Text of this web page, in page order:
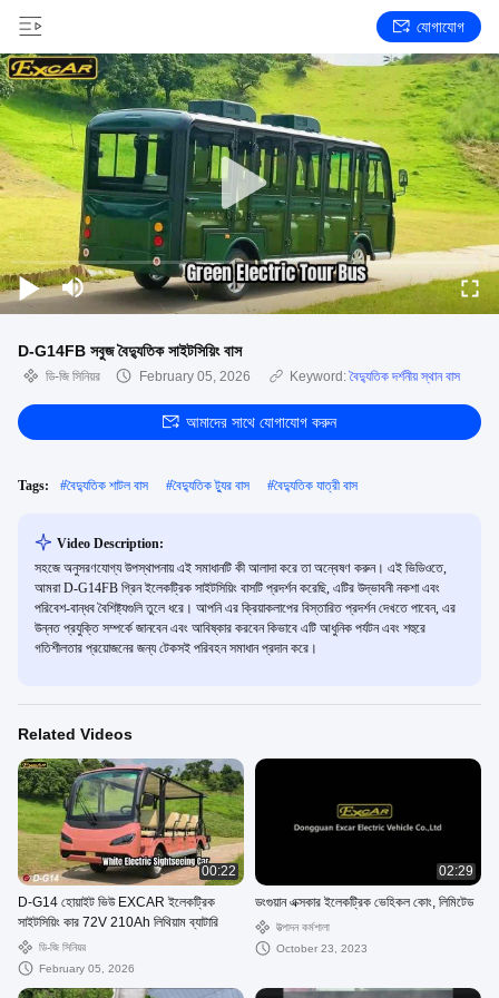
যোগাযোগ
D-G14FB সবুজ বৈদ্যুতিক সাইটসিয়িং বাস
ডি-জি সিনিয়র February 05, 2026 Keyword:বৈদ্যুতিক দর্শনীয় স্থান বাস
আমাদের সাথে যোগাযোগ করুন
Tags: #বৈদ্যুতিক শাটল বাস #বৈদ্যুতিক ট্যুর বাস #বৈদ্যুতিক যাত্রী বাস
Video Description:
সহজে অনুসরণযোগ্য উপস্থাপনায় এই সমাধানটি কী আলাদা করে তা অন্বেষণ করুন। এই ভিডিওতে,
আমরা D-G14FB গ্রিন ইলেকট্রিক সাইটসিয়িং বাসটি প্রদর্শন করেছি, এটির উদ্ভাবনী নকশা এবং
পরিবেশ-বান্ধব বৈশিষ্ট্যগুলি তুলে ধরে। আপনি এর ক্রিয়াকলাপের বিস্তারিত প্রদর্শন দেখতে পাবেন, এর
উন্নত প্রযুক্তি সম্পর্কে জানবেন এবং আবিষ্কার করবেন কিভাবে এটি আধুনিক পর্যটন এবং শহুরে
গতিশীলতার প্রয়োজনের জন্য টেকসই পরিবহন সমাধান প্রদান করে।
Related Videos
00:22
D-G14 হোয়াইট ভিউ EXCAR ইলেকট্রিক
সাইটসিয়িং কার 72V 210Ah লিথিয়াম ব্যাটারি
ডি-জি সিনিয়র
February 05, 2026
02:29
ডংগুয়ান এক্সকার ইলেকট্রিক ভেহিকল কোং, লিমিটেড
উত্পাদন কর্মশালা
October 23, 2023